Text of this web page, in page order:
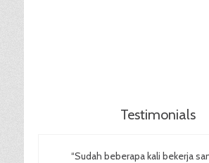
Testimonials
“Sudah beberapa kali bekerja